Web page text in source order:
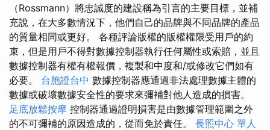
（Rossmann）將忠誠度的建設稱為引言的主要目標，並補
充說，在大多數情況下，他們自己的品牌與不同品牌的產品
的質量相同或更好。 各種評論版權的版權權限受用戶的約
束，但是用戶不得對數據控制器執行任何屬性或索賠，並且
數據控制器有權有權報價，複製和中度和/或修改它們如有
必要。 台胞證台中 數據控制器應通過非法處理數據主體的
數據或破壞數據安全性的要求來彌補對他人造成的損害。
足底放鬆按摩 控制器通過證明損害是由數據管理範圍之外
的不可彌補的原因造成的，從而免於責任。 長照中心 單人